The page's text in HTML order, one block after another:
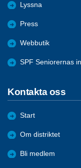
Lyssna
Press
Webbutik
SPF Seniorernas
Kontakta oss
Start
Om distriktet
Bli medlem